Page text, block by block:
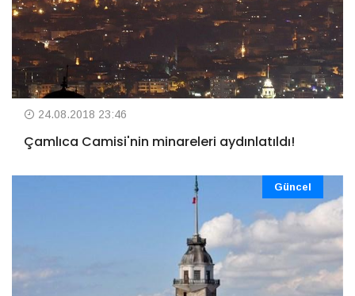
24.08.2018 23:46
Çamlıca Camisi'nin minareleri aydınlatıldı!
Güncel